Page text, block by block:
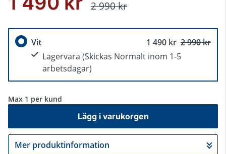
2 990 kr
Vit 1 490 kr 2 990 kr
Lagervara (Skickas Normalt inom 1-5
arbetsdagar)
Max 1 per kund
Lägg i varukorgen
Gå till kassan
Mer produktinformation